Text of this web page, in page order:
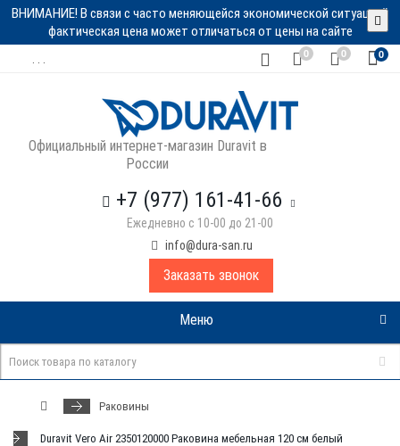
ВНИМАНИЕ! В связи с часто меняющейся экономической ситуацией
фактическая цена может отличаться от цены на сайте
0 0 0
Официальный интернет-магазин Duravit в
России
+7 (977) 161-41-66
Ежедневно с 10-00 до 21-00
info@dura-san.ru
Заказать звонок
Меню
Раковины
Duravit Vero Air 2350120000 Раковина мебельная 120 см белый